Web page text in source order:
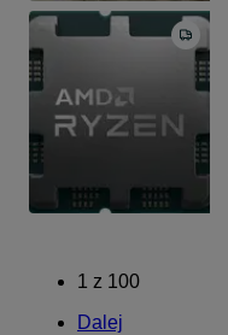
1 z 100
Dalej